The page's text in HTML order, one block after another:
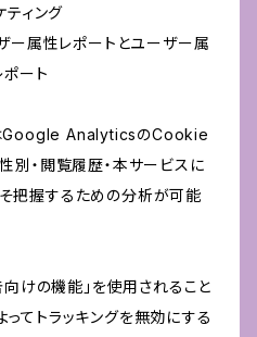
ィング
属性レポートとユーザー属
ポート
Google AnalyticsのCookie
別・閲覧履歴・本サービスに
把握するための分析が可能
けの機能」を使用されること
てトラッキングを無効にする